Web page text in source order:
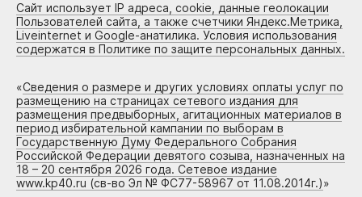
Сайт использует IP адреса, cookie, данные геолокации
Пользователей сайта, а также счетчики Яндекс.Метрика,
Liveinternet и Google-анатилика. Условия использования
содержатся в Политике по защите персональных данных.
«Сведения о размере и других условиях оплаты услуг по
размещению на страницах сетевого издания для
размещения предвыборных, агитационных материалов в
период избирательной кампании по выборам в
Государственную Думу Федерального Собрания
Российской Федерации девятого созыва, назначенных на
18 – 20 сентября 2026 года. Сетевое издание
www.kp40.ru (св-во Эл № ФС77-58967 от 11.08.2014г.)»